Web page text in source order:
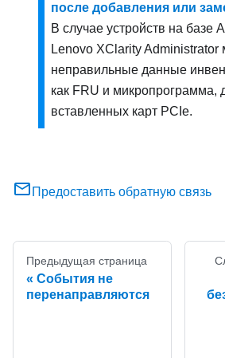
после добавления или
В случае устройств на базе
Lenovo XClarity Administrator
неправильные данные
как FRU и микропрограмма,
вставленных карт PCIe.
Предоставить обратную связь
Предыдущая страница
События не
перенаправляются